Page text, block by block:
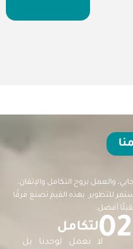
والعمل بروح التكامل والإتقان،
للتطوير. بهذه القيم نصنع فرقًا
أفضل.
02التكامل
لا نعمل لوحدنا بل